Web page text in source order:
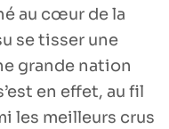
au cœur de la
se tisser une
grande nation
en effet, au fil
les meilleurs crus